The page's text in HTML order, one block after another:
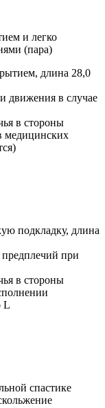
и легко
(пара)
длина 28,0
движения в случае
в стороны
медицинских
подкладку, длина
при
в стороны
L
спастике